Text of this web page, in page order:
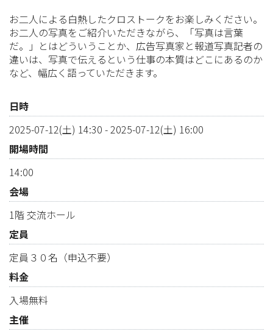
お二人による白熱したクロストークをお楽しみください。
お二人の写真をご紹介いただきながら、「写真は言葉
だ。」とはどういうことか、広告写真家と報道写真記者の
違いは、写真で伝えるという仕事の本質はどこにあるのか
など、幅広く語っていただきます。
日時
2025-07-12(土) 14:30 -2025-07-12(土) 16:00
開場時間
14:00
会場
1階 交流ホール
定員
定員３０名（申込不要）
料金
入場無料
主催